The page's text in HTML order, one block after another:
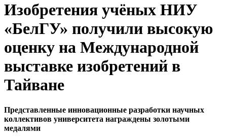
Изобретения учёных НИУ
«БелГУ» получили высокую
оценку на Международной
выставке изобретений в
Тайване
Представленные инновационные разработки научных
коллективов университета награждены золотыми
медалями